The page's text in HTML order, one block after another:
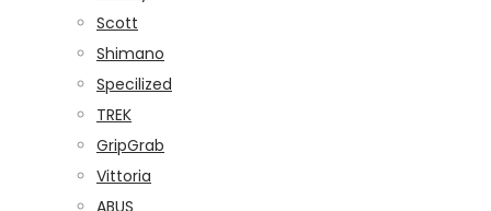
Scott
Shimano
Specilized
TREK
GripGrab
Vittoria
ABUS